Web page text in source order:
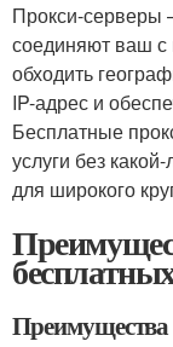
Прокси-серверы
соединяют ваш
обходить
IP-адрес и
Бесплатные
услуги без
для широкого
Преимущества